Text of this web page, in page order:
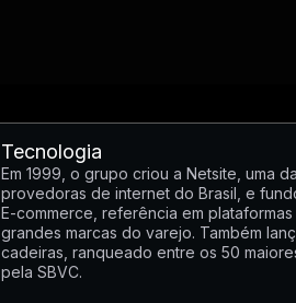
Tecnologia
Em 1999, o grupo criou a Netsite, uma
provedoras de internet do Brasil, e
E-commerce, referência em plataformas
grandes marcas do varejo. Também
cadeiras, ranqueado entre os 50
pela SBVC.